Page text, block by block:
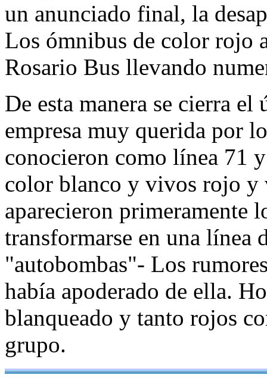
un anunciado final, la
Los ómnibus de color rojo
Rosario Bus llevando
De esta manera se cierra
empresa muy querida por
conocieron como línea 71
color blanco y vivos rojo y
aparecieron primeramente
transformarse en una línea
"autobombas"- Los
había apoderado de ella.
blanqueado y tanto rojos
grupo.